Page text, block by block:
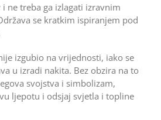
ne treba ga izlagati izravnim
se kratkim ispiranjem pod
izgubio na vrijednosti, iako se
u izradi nakita. Bez obzira na to
svojstva i simbolizam,
ljepotu i odsjaj svjetla i topline